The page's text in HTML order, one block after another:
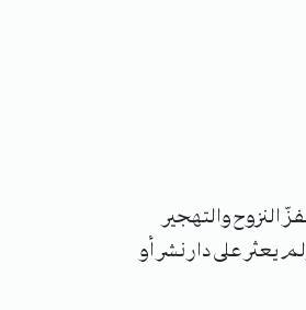
النزوح والتهجير
على دار نشر أو